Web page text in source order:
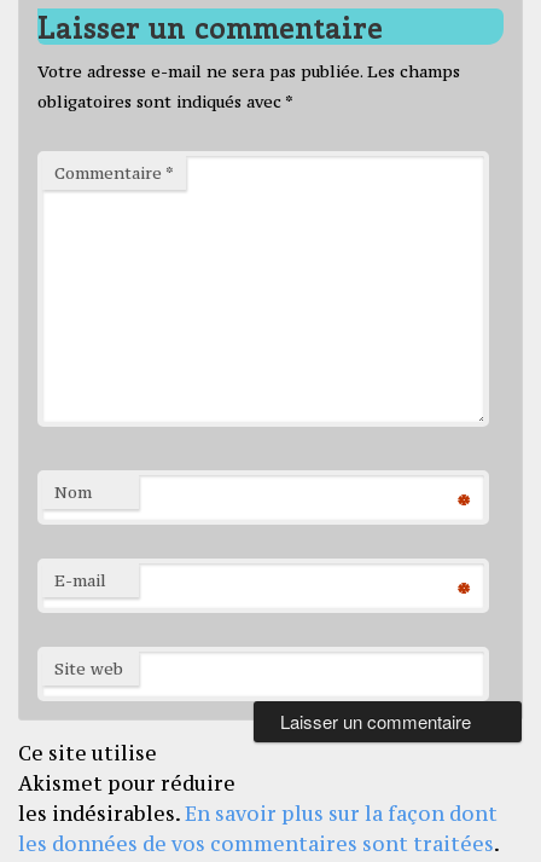
Laisser un commentaire
Votre adresse e-mail ne sera pas publiée. Les champs
obligatoires sont indiqués avec *
Commentaire *
Nom *
E-mail *
Site web
Ce site utilise
Akismet pour réduire
les indésirables.En savoir plus sur la façon dont
les données de vos commentaires sont traitées.